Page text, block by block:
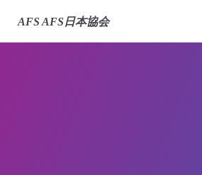
AFS AFS日本協会